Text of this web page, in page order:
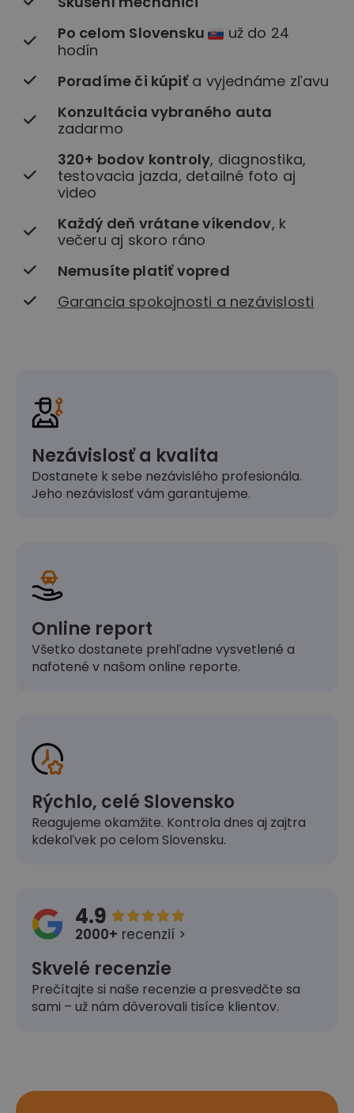
Po celom Slovensku
už do 24
hodín
Poradíme či kúpiťa vyjednáme zľavu
Konzultácia vybraného auta
zadarmo
320+ bodov kontroly, diagnostika,
testovacia jazda, detailné foto aj
video
Každý deň vrátane víkendov, k
večeru aj skoro ráno
Nemusíte platiť vopred
Garancia spokojnosti a nezávislosti
Nezávislosť a kvalita
Dostanete k sebe nezávislého profesionála.
Jeho nezávislosť vám garantujeme.
Online report
Všetko dostanete prehľadne vysvetlené a
nafotené v našom online reporte.
Rýchlo, celé Slovensko
Reagujeme okamžite. Kontrola dnes aj zajtra
kdekoľvek po celom Slovensku.
4.9 
2000+ recenzií >
Skvelé recenzie
Prečítajte si naše recenzie a presvedčte sa
sami – už nám dôverovali tisíce klientov.